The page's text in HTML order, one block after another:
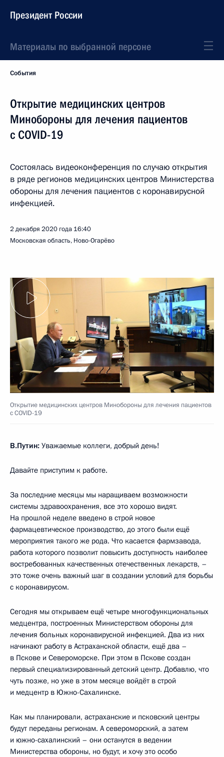
Президент России
Материалы по выбранной персоне
События
Открытие медицинских центров
Минобороны для лечения пациентов
с COVID-19
Состоялась видеоконференция по случаю открытия
в ряде регионов медицинских центров Министерства
обороны для лечения пациентов с коронавирусной
инфекцией.
2 декабря 2020 года 16:40
Московская область, Ново-Огарёво
Открытие медицинских центров Минобороны для лечения пациентов
с COVID-19
В.Путин: Уважаемые коллеги, добрый день!
Давайте приступим к работе.
За последние месяцы мы наращиваем возможности
системы здравоохранения, все это хорошо видят.
На прошлой неделе введено в строй новое
фармацевтическое производство, до этого были ещё
мероприятия такого же рода. Что касается фармзавода,
работа которого позволит повысить доступность наиболее
востребованных качественных отечественных лекарств, –
это тоже очень важный шаг в создании условий для борьбы
с коронавирусом.
Сегодня мы открываем ещё четыре многофункциональных
медцентра, построенных Министерством обороны для
лечения больных коронавирусной инфекцией. Два из них
начинают работу в Астраханской области, ещё два –
в Пскове и Североморске. При этом в Пскове создан
первый специализированный детский центр. Добавлю, что
чуть позже, но уже в этом месяце войдёт в строй
и медцентр в Южно-Сахалинске.
Как мы планировали, астраханские и псковский центры
будут переданы регионам. А североморский, а затем
и южно-сахалинский – они останутся в ведении
Министерства обороны, но будут, и хочу это особо